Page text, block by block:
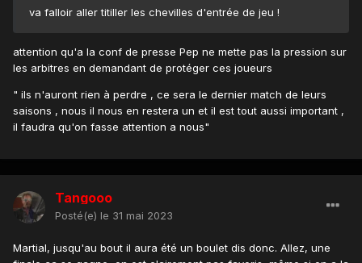
va falloir aller titiller les chevilles d'entrée de jeu !
attention qu'a la conf de presse Pep ne mette pas la pression sur
les arbitres en demandant de protéger ces joueurs
" ils n'auront rien à perdre , ce sera le dernier match de leurs
saisons , nous il nous en restera un et il est tout aussi important ,
il faudra qu'on fasse attention a nous"
Tangooo
Posté(e) le 31 mai 2023
Martial, jusqu'au bout il aura été un boulet dis donc. Allez, une